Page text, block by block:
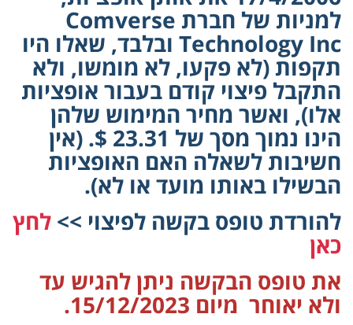
למניות של חברת Comverse
Technology Inc ובלבד, שאלו היו
תקפות (לא פקעו, לא מומשו, ולא
התקבל פיצוי קודם בעבור אופציות
אלו), ואשר מחיר המימוש שלהן
הינו נמוך מסך של 23.31 $. (אין
חשיבות לשאלה האם האופציות
הבשילו באותו מועד או לא).
להורדת טופס בקשה לפיצוי >> לחץ
כאן
את טופס הבקשה ניתן להגיש עד
ולא יאוחר מיום 15/12/2023.